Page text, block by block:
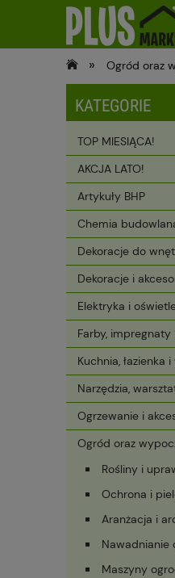
» Ogród oraz
KATEGORIE
TOP MIESIĄCA!
AKCJA LATO!
Artykuły BHP
Chemia
Dekoracje do
Dekoracje i
Elektryka i
Farby,
Kuchnia, łazienka
Narzędzia,
Ogrzewanie i
Ogród oraz
Rośliny i
Ochrona i
Aranżacja i
Nawadnianie
Maszyny